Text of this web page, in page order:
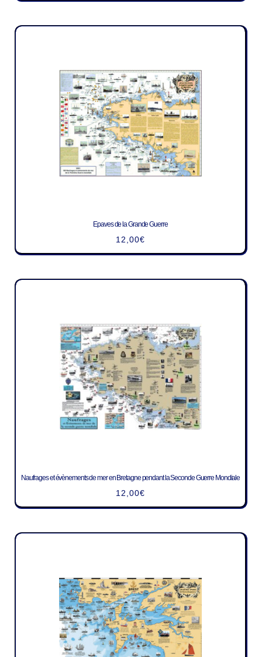
Epaves de la Grande Guerre
12,00€
Naufrages et évènements de mer en Bretagne pendant la Seconde Guerre Mondiale
12,00€